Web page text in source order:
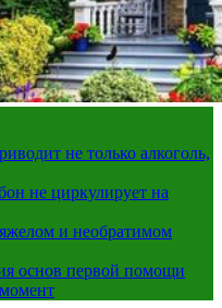
не только алкоголь,
не циркулирует на
и необратимом
основ первой помощи